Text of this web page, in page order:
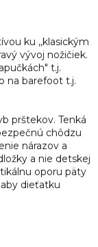
ku ,,klasickým
vývoj nožičiek.
t.j.
na barefoot t.j.
prštekov. Tenká
chôdzu
nárazov a
a nie detskej
oporu päty
dieťatku